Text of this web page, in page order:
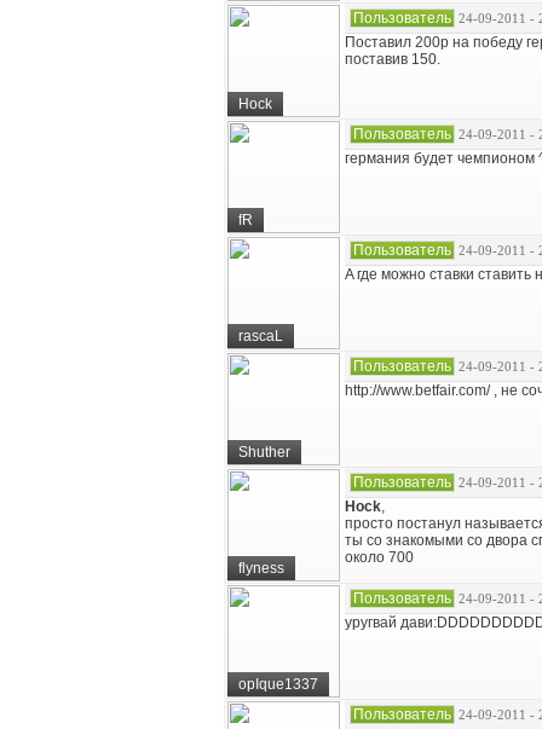
Hock
Пользователь 24-09-2011 -
Поставил 200р на победу
поставив 150.
fR
Пользователь 24-09-2011 -
германия будет чемпионом
rascaL
Пользователь 24-09-2011 -
A где можно ставки ставить
Shuther
Пользователь 24-09-2011 -
http://www.betfair.com/ , не
flyness
Пользователь 24-09-2011 -
Hock,
просто постанул
ты со знакомыми со двора
около 700
opIque1337
Пользователь 24-09-2011 -
уругвай
Пользователь 24-09-2011 -